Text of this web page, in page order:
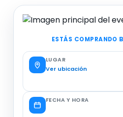
ESTÁS COMPRANDO
LUGAR
Ver ubicación
FECHA Y HORA